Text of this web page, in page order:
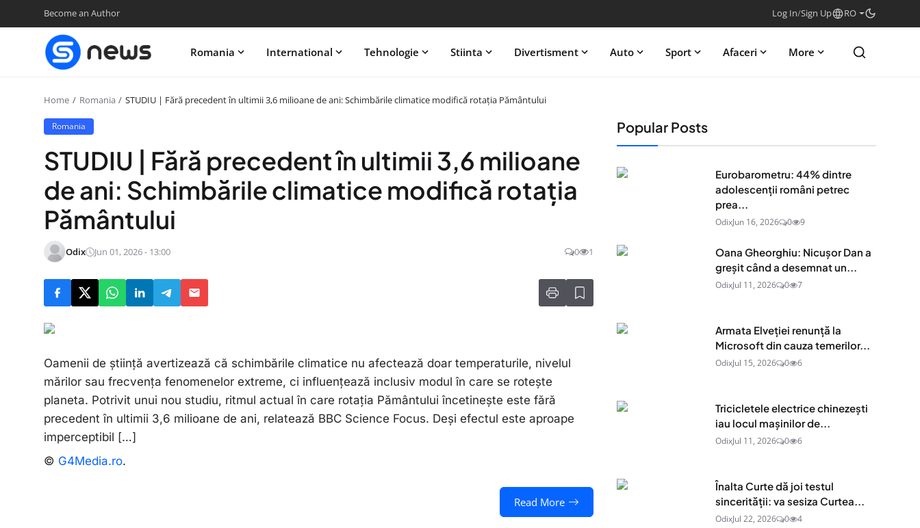
Become an Author Log In/Sign Up RO
Romania International Tehnologie Stiinta Divertisment Auto Sport Afaceri More
Home Romania STUDIU | Fără precedent în ultimii 3,6 milioane de ani: Schimbările climatice modifică rotația Pământului
Romania
STUDIU | Fără precedent în ultimii 3,6 milioane
de ani: Schimbările climatice modifică rotația
Pământului
Odix Jun 01, 2026 - 13:00 0 1
Oamenii de știință avertizează că schimbările climatice nu afectează doar temperaturile, nivelul
mărilor sau frecvența fenomenelor extreme, ci influențează inclusiv modul în care se rotește
planeta. Potrivit unui nou studiu, ritmul actual în care rotația Pământului încetinește este fără
precedent în ultimii 3,6 milioane de ani, relatează BBC Science Focus. Deși efectul este aproape
imperceptibil […]
© G4Media.ro.
Read More
Popular Posts
Eurobarometru: 44% dintre
adolescenţii români petrec
prea...
OdixJun 16, 2026 0 9
Oana Gheorghiu: Nicușor Dan a
greșit când a desemnat un...
OdixJul 11, 2026 0 7
Armata Elveției renunță la
Microsoft din cauza temerilor...
OdixJul 15, 2026 0 6
Tricicletele electrice chinezești
iau locul mașinilor de...
OdixJul 11, 2026 0 6
Înalta Curte dă joi testul
sincerității: va sesiza Curtea...
OdixJul 22, 2026 0 4